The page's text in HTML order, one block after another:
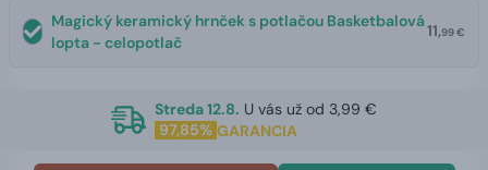
Magický keramický hrnček s potlačou Basketbalová
lopta - celopotlač
11,99 €
Streda 12.8. U vás už od 3,99 €
97,85% GARANCIA